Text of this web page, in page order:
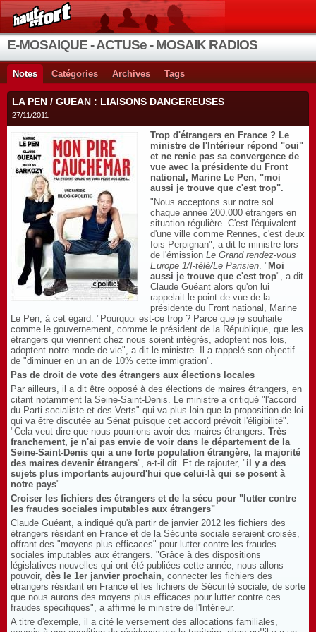
E-MOSAIQUE - ACTUSe - MOSAIK RADIOS
Notes Catégories Archives Tags
LA PEN / GUEAN : LIAISONS DANGEREUSES
27/11/2011
Trop d'étrangers en France ? Le
ministre de l'Intérieur répond "oui"
et ne renie pas sa convergence de
vue avec la présidente du Front
national, Marine Le Pen, "moi
aussi je trouve que c'est trop".
"Nous acceptons sur notre sol
chaque année 200.000 étrangers en
situation régulière. C'est l'équivalent
d'une ville comme Rennes, c'est deux
fois Perpignan", a dit le ministre lors
de l'émissionLe Grand rendez-vous
Europe 1/I-télé/Le Parisien. " Moi
aussi je trouve que c'est trop", a dit
Claude Guéant alors qu'on lui
rappelait le point de vue de la
présidente du Front national, Marine
Le Pen, à cet égard. "Pourquoi est-ce trop ? Parce que je souhaite
comme le gouvernement, comme le président de la République, que les
étrangers qui viennent chez nous soient intégrés, adoptent nos lois,
adoptent notre mode de vie", a dit le ministre. Il a rappelé son objectif
de "diminuer en un an de 10% cette immigration".
Pas de droit de vote des étrangers aux élections locales
Par ailleurs, il a dit être opposé à des élections de maires étrangers, en
citant notamment la Seine-Saint-Denis. Le ministre a critiqué "l'accord
du Parti socialiste et des Verts" qui va plus loin que la proposition de loi
qui va être discutée au Sénat puisque cet accord prévoit l'éligibilité".
"Cela veut dire que nous pourrions avoir des maires étrangers. Très
franchement, je n'ai pas envie de voir dans le département de la
Seine-Saint-Denis qui a une forte population étrangère, la majorité
des maires devenir étrangers", a-t-il dit. Et de rajouter, "il y a des
sujets plus importants aujourd'hui que celui-là qui se posent à
notre pays".
Croiser les fichiers des étrangers et de la sécu pour "lutter contre
les fraudes sociales imputables aux étrangers"
Claude Guéant, a indiqué qu'à partir de janvier 2012 les fichiers des
étrangers résidant en France et de la Sécurité sociale seraient croisés,
offrant des "moyens plus efficaces" pour lutter contre les fraudes
sociales imputables aux étrangers. "Grâce à des dispositions
législatives nouvelles qui ont été publiées cette année, nous allons
pouvoir, dès le 1er janvier prochain, connecter les fichiers des
étrangers résidant en France et les fichiers de Sécurité sociale, de sorte
que nous aurons des moyens plus efficaces pour lutter contre ces
fraudes spécifiques", a affirmé le ministre de l'Intérieur.
A titre d'exemple, il a cité le versement des allocations familiales,